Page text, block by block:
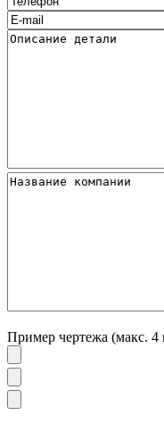
Пример чертежа (макс.